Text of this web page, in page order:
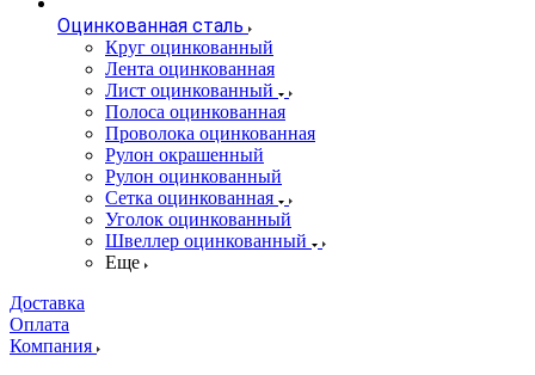
Оцинкованная сталь
Круг оцинкованный
Лента оцинкованная
Лист оцинкованный
Полоса оцинкованная
Проволока оцинкованная
Рулон окрашенный
Рулон оцинкованный
Сетка оцинкованная
Уголок оцинкованный
Швеллер оцинкованный
Еще
Доставка
Оплата
Компания